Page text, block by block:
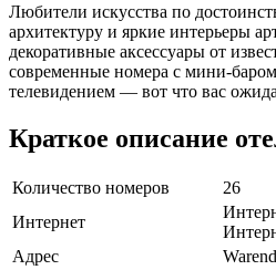
Любители искусства по
архитектуру и яркие интерьеры
декоративные аксессуары от
современные номера с мини-
телевидением — вот что вас
Краткое описание
Количество номеров
26
Интернет
Адрес